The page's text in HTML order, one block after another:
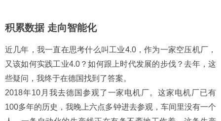
积累数据 走向智能化
近几年，我一直在思考什么叫工业4.0，作为一家空压机厂，
又该如何实践工业4.0？如何跟上时代发展的步伐？去年，这
些疑问，我终于在德国找到了答案。
2018年10月我去德国参观了一家电机厂。这家电机厂已有
100多年的历史，我晚上六点多钟进去参观，车间里没有一个